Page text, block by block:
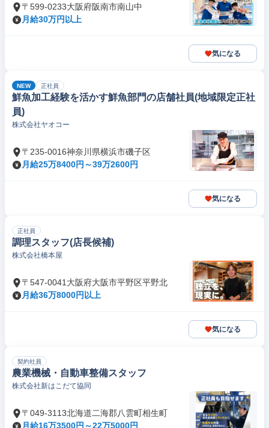
〒599-0233大阪府阪南市南山中
月給30万円以上
気になる
NEW 正社員
鮮魚加工経験を活かす鮮魚部門の店舗社員(地域限定正社
員)
株式会社ヤオコー
〒235-0016神奈川県横浜市磯子区
月給25万8400円～39万2600円
気になる
正社員
調理スタッフ(店長候補)
株式会社橋本屋
〒547-0041大阪府大阪市平野区平野北
月給36万8000円以上
気になる
契約社員
農業機械・自動車整備スタッフ
株式会社新はこだて協同
〒049-3113北海道二海郡八雲町相生町
月給16万3500円～22万5000円